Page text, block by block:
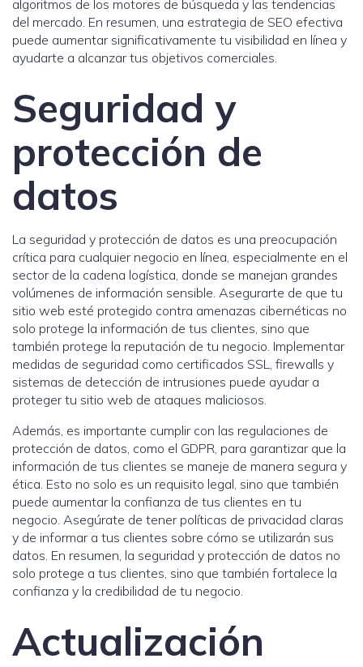
algoritmos de los motores de búsqueda y las tendencias
del mercado. En resumen, una estrategia de SEO efectiva
puede aumentar significativamente tu visibilidad en línea y
ayudarte a alcanzar tus objetivos comerciales.
Seguridad y
protección de
datos
La seguridad y protección de datos es una preocupación
crítica para cualquier negocio en línea, especialmente en el
sector de la cadena logística, donde se manejan grandes
volúmenes de información sensible. Asegurarte de que tu
sitio web esté protegido contra amenazas cibernéticas no
solo protege la información de tus clientes, sino que
también protege la reputación de tu negocio. Implementar
medidas de seguridad como certificados SSL, firewalls y
sistemas de detección de intrusiones puede ayudar a
proteger tu sitio web de ataques maliciosos.
Además, es importante cumplir con las regulaciones de
protección de datos, como el GDPR, para garantizar que la
información de tus clientes se maneje de manera segura y
ética. Esto no solo es un requisito legal, sino que también
puede aumentar la confianza de tus clientes en tu
negocio. Asegúrate de tener políticas de privacidad claras
y de informar a tus clientes sobre cómo se utilizarán sus
datos. En resumen, la seguridad y protección de datos no
solo protege a tus clientes, sino que también fortalece la
confianza y la credibilidad de tu negocio.
Actualización